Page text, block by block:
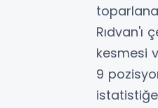
Rıdvan'ı
kesmesi
9